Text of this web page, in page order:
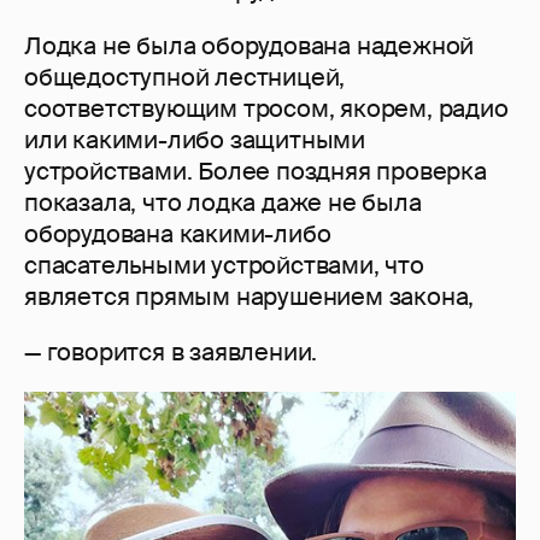
Лодка не была оборудована надежной
общедоступной лестницей,
соответствующим тросом, якорем, радио
или какими-либо защитными
устройствами. Более поздняя проверка
показала, что лодка даже не была
оборудована какими-либо
спасательными устройствами, что
является прямым нарушением закона,
— говорится в заявлении.